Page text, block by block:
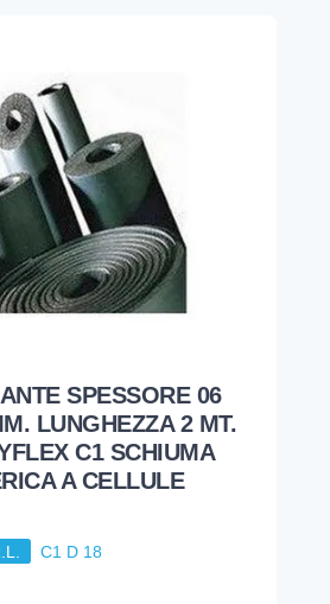
SPESSORE 06
LUNGHEZZA 2 MT.
C1 SCHIUMA
A CELLULE
C1 D 18